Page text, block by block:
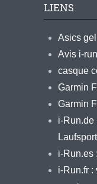
LIENS
Asics
Avis i-run
casque
Garmin
Garmin
i-Run.de
i-Run.es
i-Run.fr :